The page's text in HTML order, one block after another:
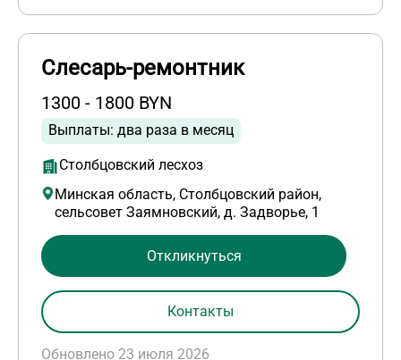
Слесарь-ремонтник
1300 - 1800 BYN
Выплаты: два раза в месяц
Столбцовский лесхоз
Минская область, Столбцовский район,
сельсовет Заямновский, д. Задворье, 1
Обновлено 23 июля 2026
Откликнуться
Контакты